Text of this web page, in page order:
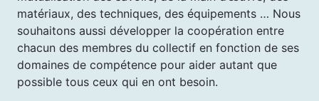
matériaux, des techniques, des équipements … Nous
souhaitons aussi développer la coopération entre
chacun des membres du collectif en fonction de ses
domaines de compétence pour aider autant que
possible tous ceux qui en ont besoin.